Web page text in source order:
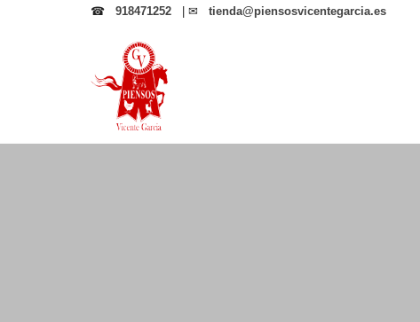
☎ 918471252 | ✉ tienda@piensosvicentegarcia.es